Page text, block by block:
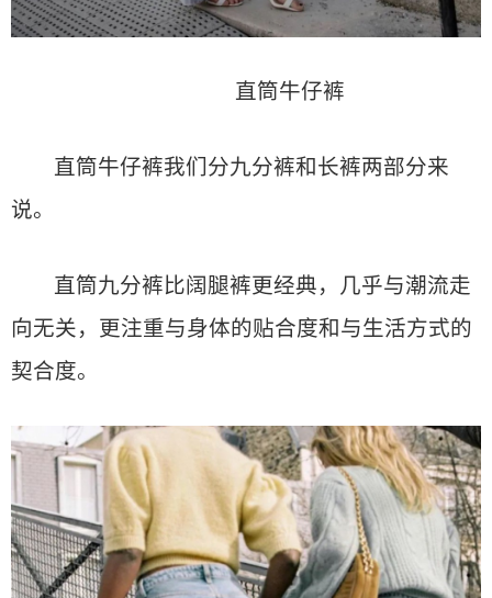
直筒牛仔裤
直筒牛仔裤我们分九分裤和长裤两部分来
说。
直筒九分裤比阔腿裤更经典，几乎与潮流走
向无关，更注重与身体的贴合度和与生活方式的
契合度。